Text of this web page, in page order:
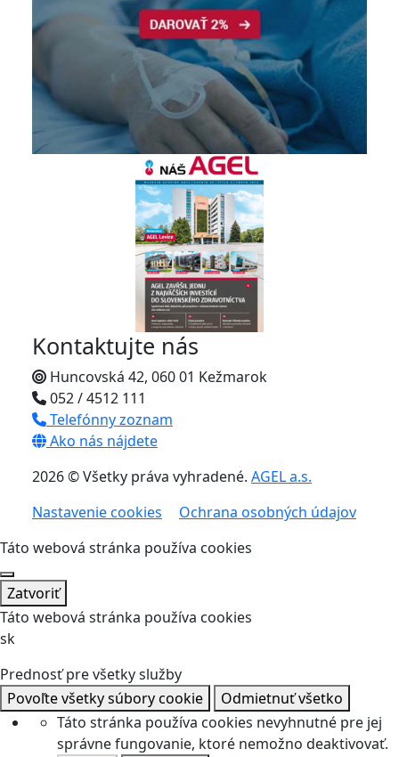
Kontaktujte nás
Huncovská 42, 060 01 Kežmarok
052 / 4512 111
Telefónny zoznam
Ako nás nájdete
2026 © Všetky práva vyhradené. AGEL a.s.
Nastavenie cookies
Ochrana osobných údajov
Táto webová stránka používa cookies
Zatvoriť
Táto webová stránka používa cookies
sk
Prednosť pre všetky služby
Povoľte všetky súbory cookie
Odmietnuť všetko
Táto stránka používa cookies nevyhnutné pre jej
správne fungovanie, ktoré nemožno deaktivovať.